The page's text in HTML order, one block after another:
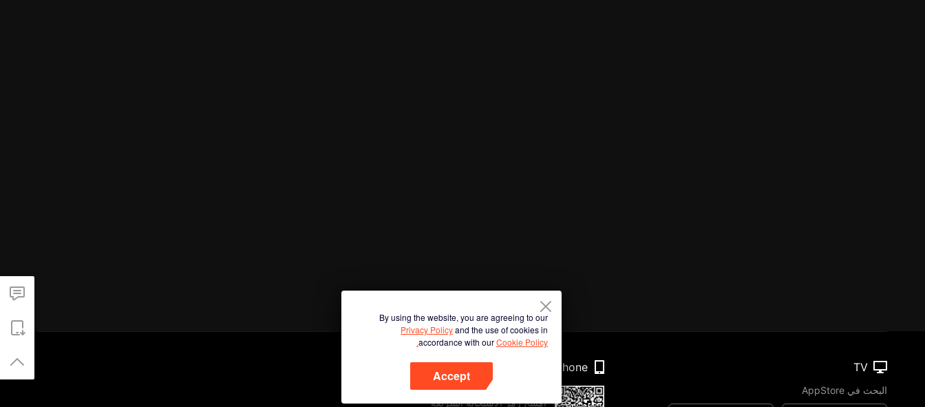
By using the website, you are agreeing to our
Privacy Policyand the use of cookies in
accordance with ourCookie Policy.
Accept
TV
البحث في AppStore
Phone
امسح رمز الاستجابة السريعة